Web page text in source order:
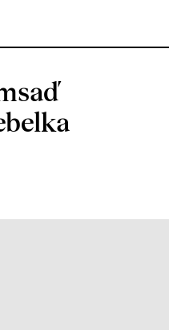
nemáte žádné položky.